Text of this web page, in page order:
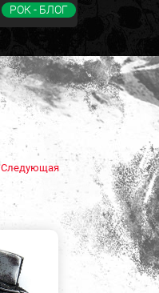
РОК - БЛОГ
Следующая